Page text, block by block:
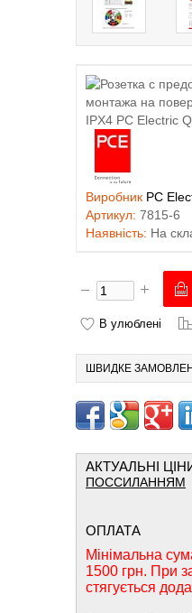
Виробник PC
Артикул: 7815-6
Наявність: На
В улюблені
ШВИДКЕ
АКТУАЛЬНІ
ПОССИЛАННЯМ
ОПЛАТА
Мінімальна
1500 грн. При
стягується